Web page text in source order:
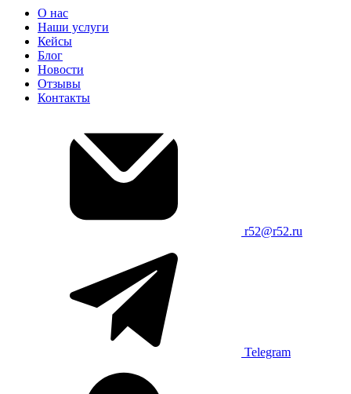
О нас
Наши услуги
Кейсы
Блог
Новости
Отзывы
Контакты
r52@r52.ru
Telegram